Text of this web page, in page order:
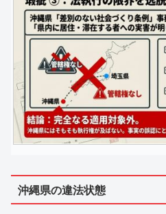
沖縄県の違法状態